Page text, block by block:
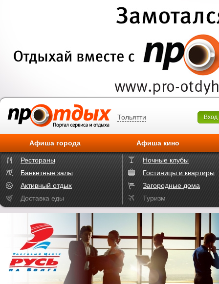
Тольятти Вход
Афиша города Афиша кино
Рестораны
Ночные клубы
Банкетные залы
Гостиницы и квартиры
Активный отдых
Загородные дома
Доставка еды
Туризм